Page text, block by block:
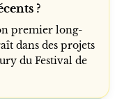
?
premier long-
dans des projets
du Festival de